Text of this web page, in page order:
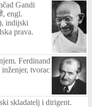
Gandi
engl.
indijski
prava.
Ferdinand
tvorac
skladatelj i dirigent.